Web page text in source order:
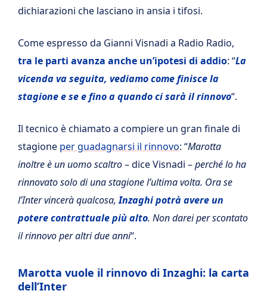
dichiarazioni che lasciano in ansia i tifosi.
Come espresso da Gianni Visnadi a Radio Radio,
tra le parti avanza anche un’ipotesi di addio: “La
vicenda va seguita, vediamo come finisce la
stagione e se e fino a quando ci sarà il rinnovo“.
Il tecnico è chiamato a compiere un gran finale di
stagione per guadagnarsi il rinnovo: “Marotta
inoltre è un uomo scaltro– dice Visnadi –perché lo ha
rinnovato solo di una stagione l’ultima volta. Ora se
l’Inter vincerà qualcosa,Inzaghi potrà avere un
potere contrattuale più alto. Non darei per scontato
il rinnovo per altri due anni“.
Marotta vuole il rinnovo di Inzaghi: la carta
dell’Inter